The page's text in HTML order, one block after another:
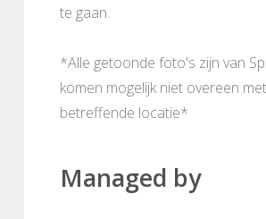
te gaan.
*Alle getoonde foto's zijn van
komen mogelijk niet overeen
betreffende locatie*
Managed by